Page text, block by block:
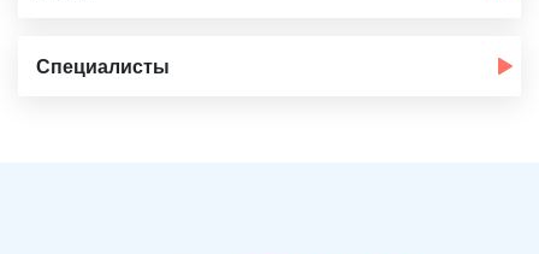
Специалисты